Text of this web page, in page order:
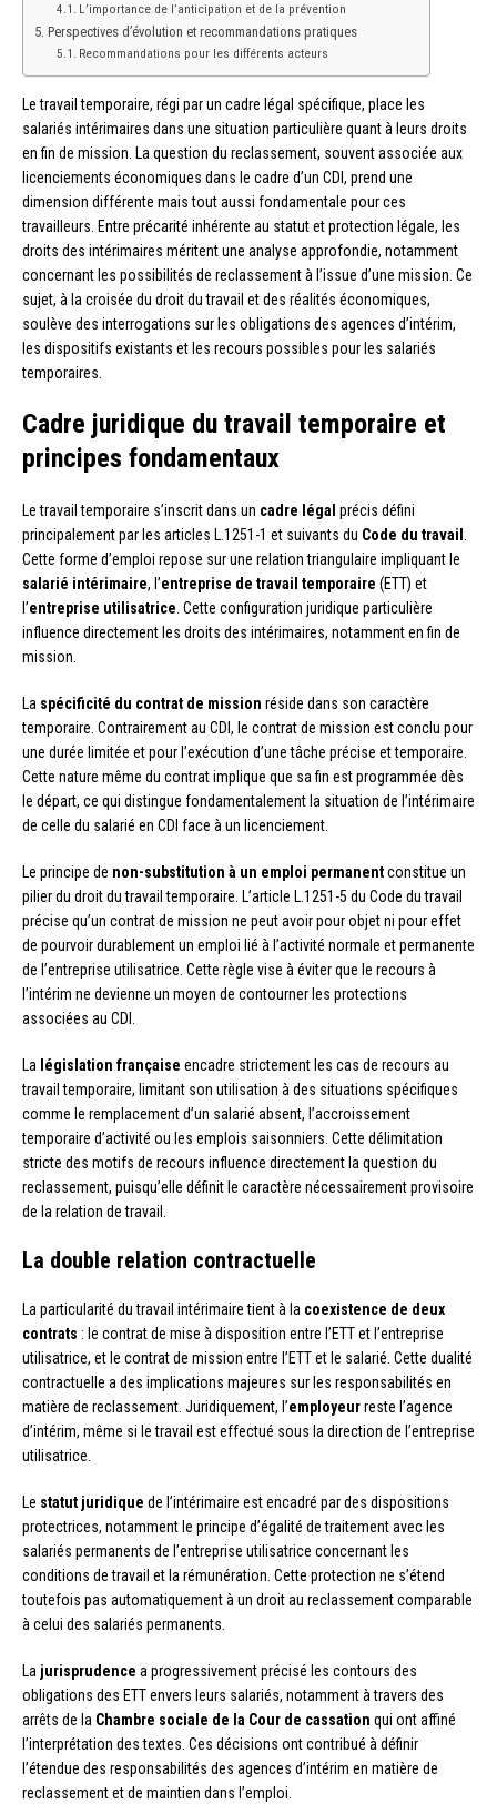
L’importance de l’anticipation et de la prévention
Perspectives d’évolution et recommandations pratiques
Recommandations pour les différents acteurs
Le travail temporaire, régi par un cadre légal spécifique, place les
salariés intérimaires dans une situation particulière quant à leurs droits
en fin de mission. La question du reclassement, souvent associée aux
licenciements économiques dans le cadre d’un CDI, prend une
dimension différente mais tout aussi fondamentale pour ces
travailleurs. Entre précarité inhérente au statut et protection légale, les
droits des intérimaires méritent une analyse approfondie, notamment
concernant les possibilités de reclassement à l’issue d’une mission. Ce
sujet, à la croisée du droit du travail et des réalités économiques,
soulève des interrogations sur les obligations des agences d’intérim,
les dispositifs existants et les recours possibles pour les salariés
temporaires.
Cadre juridique du travail temporaire et
principes fondamentaux
Le travail temporaire s’inscrit dans un cadre légal précis défini
principalement par les articles L.1251-1 et suivants du Code du travail .
Cette forme d’emploi repose sur une relation triangulaire impliquant le
salarié intérimaire, l’entreprise de travail temporaire (ETT) et
l’entreprise utilisatrice. Cette configuration juridique particulière
influence directement les droits des intérimaires, notamment en fin de
mission.
La spécificité du contrat de mission réside dans son caractère
temporaire. Contrairement au CDI, le contrat de mission est conclu pour
une durée limitée et pour l’exécution d’une tâche précise et temporaire.
Cette nature même du contrat implique que sa fin est programmée dès
le départ, ce qui distingue fondamentalement la situation de l’intérimaire
de celle du salarié en CDI face à un licenciement.
Le principe de non-substitution à un emploi permanentconstitue un
pilier du droit du travail temporaire. L’article L.1251-5 du Code du travail
précise qu’un contrat de mission ne peut avoir pour objet ni pour effet
de pourvoir durablement un emploi lié à l’activité normale et permanente
de l’entreprise utilisatrice. Cette règle vise à éviter que le recours à
l’intérim ne devienne un moyen de contourner les protections
associées au CDI.
La législation française encadre strictement les cas de recours au
travail temporaire, limitant son utilisation à des situations spécifiques
comme le remplacement d’un salarié absent, l’accroissement
temporaire d’activité ou les emplois saisonniers. Cette délimitation
stricte des motifs de recours influence directement la question du
reclassement, puisqu’elle définit le caractère nécessairement provisoire
de la relation de travail.
La double relation contractuelle
La particularité du travail intérimaire tient à la coexistence de deux
contrats : le contrat de mise à disposition entre l’ETT et l’entreprise
utilisatrice, et le contrat de mission entre l’ETT et le salarié. Cette dualité
contractuelle a des implications majeures sur les responsabilités en
matière de reclassement. Juridiquement, l’employeurreste l’agence
d’intérim, même si le travail est effectué sous la direction de l’entreprise
utilisatrice.
Le statut juridique de l’intérimaire est encadré par des dispositions
protectrices, notamment le principe d’égalité de traitement avec les
salariés permanents de l’entreprise utilisatrice concernant les
conditions de travail et la rémunération. Cette protection ne s’étend
toutefois pas automatiquement à un droit au reclassement comparable
à celui des salariés permanents.
La jurisprudence a progressivement précisé les contours des
obligations des ETT envers leurs salariés, notamment à travers des
arrêts de la Chambre sociale de la Cour de cassation qui ont affiné
l’interprétation des textes. Ces décisions ont contribué à définir
l’étendue des responsabilités des agences d’intérim en matière de
reclassement et de maintien dans l’emploi.